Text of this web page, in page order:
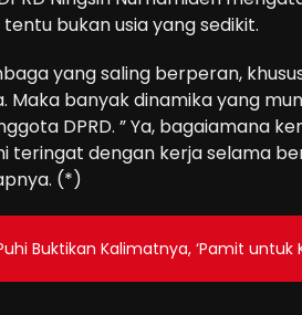
bukan usia yang sedikit.
yang saling berperan,
Maka banyak dinamika yang
DPRD. ” Ya, bagaiamana
teringat dengan kerja selama
(*)
Buktikan Kalimatnya, ‘Pamit untuk